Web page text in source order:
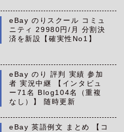
eBay のりスクール コミュ
ニティ 29980円/月 分割決
済を新設【確実性No1】
eBay のり 評判 実績 参加
者 実況中継 【インタビュ
ー71名 Blog104名（重複
なし）】 随時更新
eBay 英語例文 まとめ 【コ